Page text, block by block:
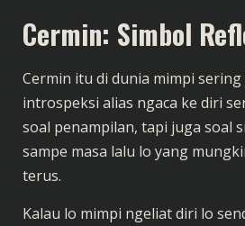
Cermin: Simbol
Cermin itu di dunia mimpi
introspeksi alias ngaca ke diri
soal penampilan, tapi juga soal
sampe masa lalu lo yang
terus.
Kalau lo mimpi ngeliat diri lo